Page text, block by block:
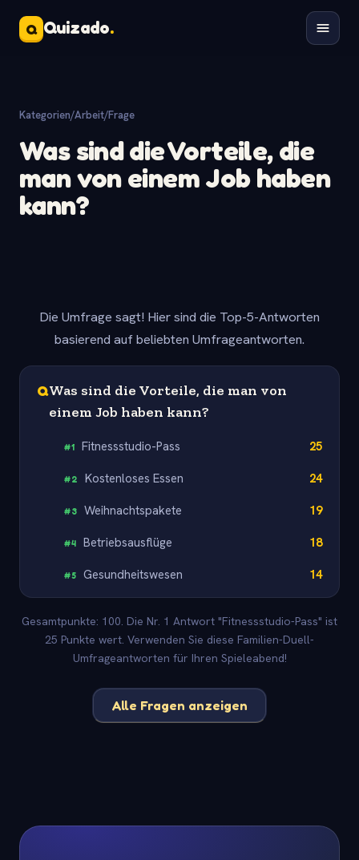
Q Quizado.
Kategorien/Arbeit/Frage
Was sind die Vorteile, die
man von einem Job haben
kann?
Die Umfrage sagt! Hier sind die Top-5-Antworten
basierend auf beliebten Umfrageantworten.
QWas sind die Vorteile, die man von
einem Job haben kann?
#1 Fitnessstudio-Pass 25
#2 Kostenloses Essen 24
#3 Weihnachtspakete 19
#4 Betriebsausflüge 18
#5 Gesundheitswesen 14
Gesamtpunkte: 100. Die Nr. 1 Antwort "Fitnessstudio-Pass" ist
25 Punkte wert. Verwenden Sie diese Familien-Duell-
Umfrageantworten für Ihren Spieleabend!
Alle Fragen anzeigen